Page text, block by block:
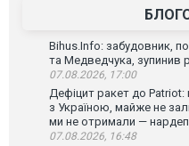
Bihus.Info: забудовник,
та Медведчука, зупинив
07.08.2026, 17:00
Дефіцит ракет до Patriot:
з Україною, майже не
ми не отримали — нардеп
07.08.2026, 16:48